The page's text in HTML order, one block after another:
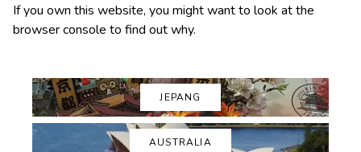
If you own this website, you might want to look at the
browser console to find out why.
JEPANG
AUSTRALIA